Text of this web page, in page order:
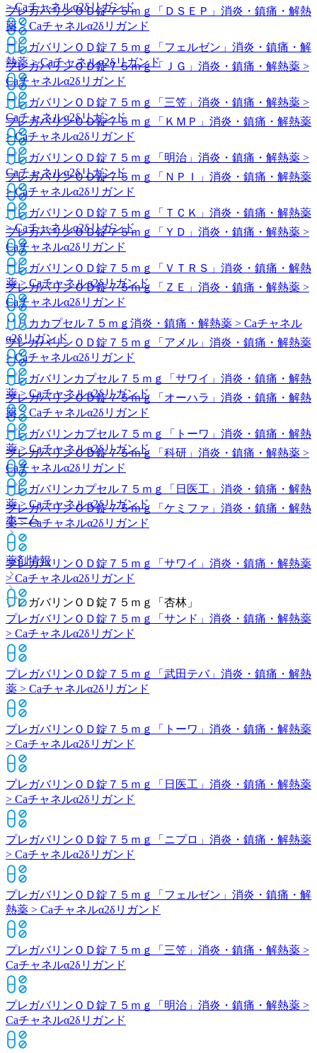
> Caチャネルα2δリガンド
プレガバリンＯＤ錠７５ｍｇ「フェルゼン」 消炎・鎮痛・解
熱薬 > Caチャネルα2δリガンド
プレガバリンＯＤ錠７５ｍｇ「三笠」 消炎・鎮痛・解熱薬 >
Caチャネルα2δリガンド
プレガバリンＯＤ錠７５ｍｇ「明治」 消炎・鎮痛・解熱薬 >
Caチャネルα2δリガンド
プレガバリンＯＤ錠７５ｍｇ「ＴＣＫ」 消炎・鎮痛・解熱薬
> Caチャネルα2δリガンド
プレガバリンＯＤ錠７５ｍｇ「ＶＴＲＳ」 消炎・鎮痛・解熱
薬 > Caチャネルα2δリガンド
リリカカプセル７５ｍｇ 消炎・鎮痛・解熱薬 > Caチャネル
α2δリガンド
プレガバリンカプセル７５ｍｇ「サワイ」 消炎・鎮痛・解熱
薬 > Caチャネルα2δリガンド
プレガバリンカプセル７５ｍｇ「トーワ」 消炎・鎮痛・解熱
薬 > Caチャネルα2δリガンド
プレガバリンカプセル７５ｍｇ「日医工」 消炎・鎮痛・解熱
薬 > Caチャネルα2δリガンド
ホーム
薬剤情報
プレガバリンＯＤ錠７５ｍｇ「杏林」
プレガバリンＯＤ錠７５ｍｇ「ＤＳＥＰ」 消炎・鎮痛・解熱
薬 > Caチャネルα2δリガンド
プレガバリンＯＤ錠７５ｍｇ「ＪＧ」 消炎・鎮痛・解熱薬 >
Caチャネルα2δリガンド
プレガバリンＯＤ錠７５ｍｇ「ＫＭＰ」 消炎・鎮痛・解熱薬
> Caチャネルα2δリガンド
プレガバリンＯＤ錠７５ｍｇ「ＮＰＩ」 消炎・鎮痛・解熱薬
> Caチャネルα2δリガンド
プレガバリンＯＤ錠７５ｍｇ「ＹＤ」 消炎・鎮痛・解熱薬 >
Caチャネルα2δリガンド
プレガバリンＯＤ錠７５ｍｇ「ＺＥ」 消炎・鎮痛・解熱薬 >
Caチャネルα2δリガンド
プレガバリンＯＤ錠７５ｍｇ「アメル」 消炎・鎮痛・解熱薬
> Caチャネルα2δリガンド
プレガバリンＯＤ錠７５ｍｇ「オーハラ」 消炎・鎮痛・解熱
薬 > Caチャネルα2δリガンド
プレガバリンＯＤ錠７５ｍｇ「科研」 消炎・鎮痛・解熱薬 >
Caチャネルα2δリガンド
プレガバリンＯＤ錠７５ｍｇ「ケミファ」 消炎・鎮痛・解熱
薬 > Caチャネルα2δリガンド
プレガバリンＯＤ錠７５ｍｇ「サワイ」 消炎・鎮痛・解熱薬
> Caチャネルα2δリガンド
プレガバリンＯＤ錠７５ｍｇ「サンド」 消炎・鎮痛・解熱薬
> Caチャネルα2δリガンド
プレガバリンＯＤ錠７５ｍｇ「武田テバ」 消炎・鎮痛・解熱
薬 > Caチャネルα2δリガンド
プレガバリンＯＤ錠７５ｍｇ「トーワ」 消炎・鎮痛・解熱薬
> Caチャネルα2δリガンド
プレガバリンＯＤ錠７５ｍｇ「日医工」 消炎・鎮痛・解熱薬
> Caチャネルα2δリガンド
プレガバリンＯＤ錠７５ｍｇ「ニプロ」 消炎・鎮痛・解熱薬
> Caチャネルα2δリガンド
プレガバリンＯＤ錠７５ｍｇ「フェルゼン」 消炎・鎮痛・解
熱薬 > Caチャネルα2δリガンド
プレガバリンＯＤ錠７５ｍｇ「三笠」 消炎・鎮痛・解熱薬 >
Caチャネルα2δリガンド
プレガバリンＯＤ錠７５ｍｇ「明治」 消炎・鎮痛・解熱薬 >
Caチャネルα2δリガンド